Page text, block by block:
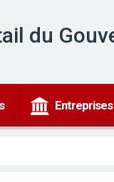
du
Entreprises